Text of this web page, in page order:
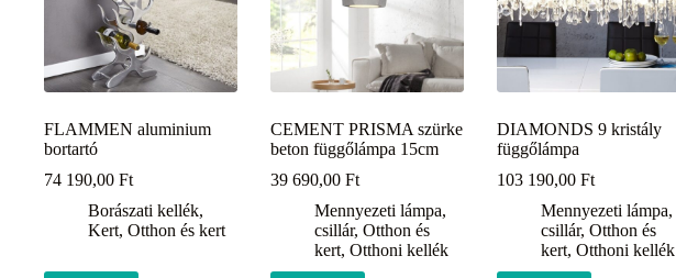
FLAMMEN aluminium
bortartó
74 190,00 Ft
Borászati kellék,
Kert, Otthon és kert
CEMENT PRISMA szürke
beton függőlámpa 15cm
39 690,00Ft
Mennyezeti lámpa,
csillár,Otthon és
kert,Otthoni kellék
DIAMONDS 9 kristály
függőlámpa
103 190,00Ft
Mennyezeti lámpa,
csillár,Otthon és
kert,Otthoni kellék